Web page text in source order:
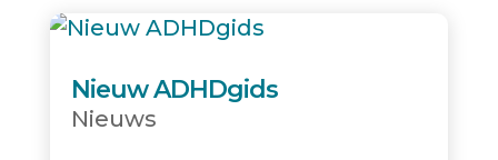
Nieuw ADHDgids
Nieuws